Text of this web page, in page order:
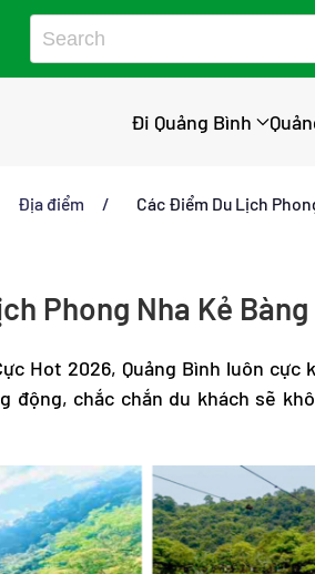
Đi Quảng Bình
Địa điểm Các Điểm Du Lịch
Phong Nha Kẻ
Hot 2026, Quảng Bình luôn
động, chắc chắn du khách sẽ